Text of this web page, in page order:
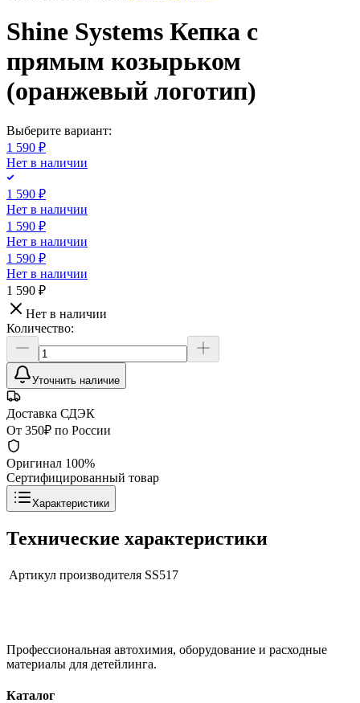
Shine Systems Кепка с
прямым козырьком
(оранжевый логотип)
Выберите вариант:
1 590 ₽
Нет в наличии
1 590 ₽
Нет в наличии
1 590 ₽
Нет в наличии
1 590 ₽
Нет в наличии
1 590 ₽
Нет в наличии
Количество:
Уточнить наличие
Доставка СДЭК
От 350₽ по России
Оригинал 100%
Сертифицированный товар
Характеристики
Технические характеристики
Артикул производителя SS517
Профессиональная автохимия, оборудование и расходные
материалы для детейлинга.
Каталог